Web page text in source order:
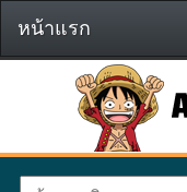
หน้าแรก